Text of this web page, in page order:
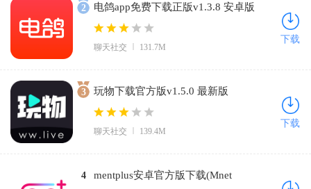
2 电鸽app免费下载正版v1.3.8 安卓版
聊天社交 131.7M
下载
3 玩物下载官方版v1.5.0 最新版
聊天社交 139.4M
下载
4
mentplus安卓官方版下载(Mnet